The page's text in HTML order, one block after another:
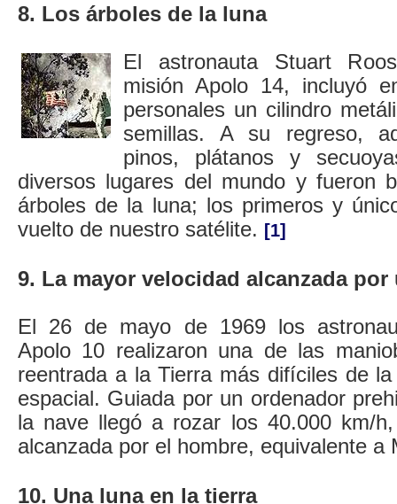
8. Los árboles de la luna
El astronauta Stuart
misión Apolo 14, incluyó
personales un cilindro
semillas. A su regreso,
pinos, plátanos y
diversos lugares del mundo y fueron
árboles de la luna; los primeros y
vuelto de nuestro satélite. [1]
9. La mayor velocidad alcanzada
El 26 de mayo de 1969 los
Apolo 10 realizaron una de las
reentrada a la Tierra más difíciles de
espacial. Guiada por un ordenador
la nave llegó a rozar los 40.000 km/
alcanzada por el hombre, equivalente a
10. Una luna en la tierra